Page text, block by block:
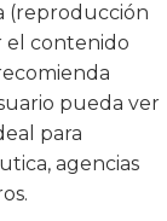
(reproducción
el contenido
pueda ver
para
agencias